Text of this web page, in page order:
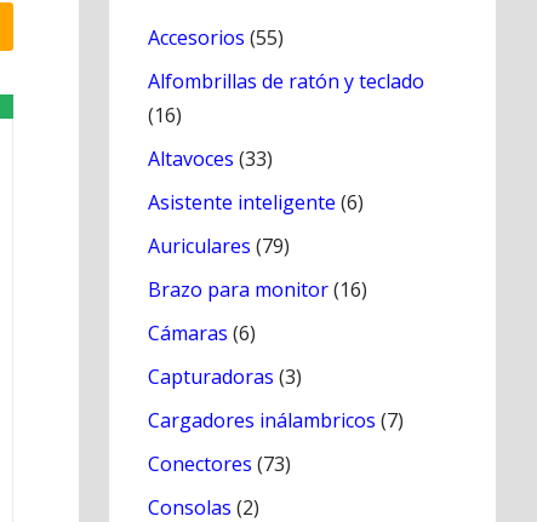
Accesorios (55)
Alfombrillas de ratón y teclado
(16)
Altavoces (33)
Asistente inteligente (6)
Auriculares (79)
Brazo para monitor(16)
Cámaras (6)
Capturadoras (3)
Cargadores inálambricos (7)
Conectores (73)
Consolas (2)